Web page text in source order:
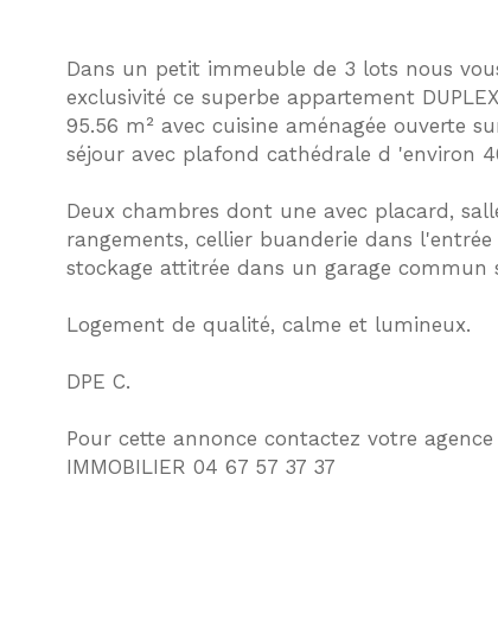
Dans un petit immeuble de 3 lots nous
exclusivité ce superbe appartement
95.56 m² avec cuisine aménagée ouverte
séjour avec plafond cathédrale d 'environ
Deux chambres dont une avec placard,
rangements, cellier buanderie dans
stockage attitrée dans un garage commun
Logement de qualité, calme et lumineux.
DPE C.
Pour cette annonce contactez votre agence
IMMOBILIER 04 67 57 37 37